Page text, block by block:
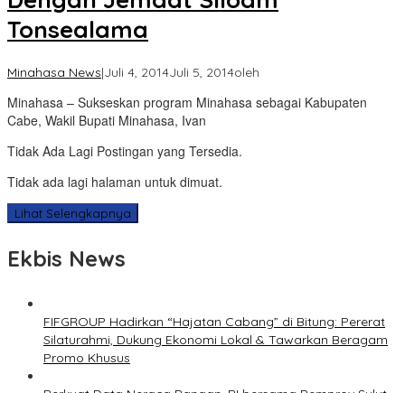
Tonsealama
Minahasa News|Juli 4, 2014Juli 5, 2014oleh
Minahasa – Sukseskan program Minahasa sebagai Kabupaten
Cabe, Wakil Bupati Minahasa, Ivan
Tidak Ada Lagi Postingan yang Tersedia.
Tidak ada lagi halaman untuk dimuat.
Lihat Selengkapnya
Ekbis News
FIFGROUP Hadirkan “Hajatan Cabang” di Bitung: Pererat
Silaturahmi, Dukung Ekonomi Lokal & Tawarkan Beragam
Promo Khusus